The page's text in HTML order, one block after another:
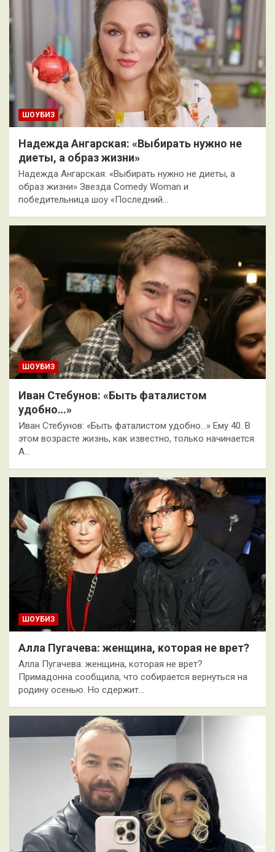
ШОУБИЗ
Надежда Ангарская: «Выбирать нужно не
диеты, а образ жизни»
Надежда Ангарская: «Выбирать нужно не диеты, а
образ жизни» Звезда Comedy Woman и
победительница шоу «Последний…
ШОУБИЗ
Иван Стебунов: «Быть фаталистом
удобно…»
Иван Стебунов: «Быть фаталистом удобно…» Ему 40. В
этом возрасте жизнь, как известно, только начинается.
А…
ШОУБИЗ
Алла Пугачева: женщина, которая не врет?
Алла Пугачева: женщина, которая не врет?
Примадонна сообщила, что собирается вернуться на
родину осенью. Но сдержит…